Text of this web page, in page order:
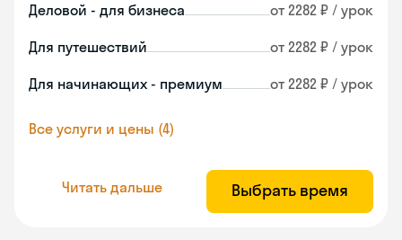
Деловой - для бизнеса от 2282 ₽ / урок
Для путешествий от 2282 ₽ / урок
Для начинающих - премиум от 2282 ₽ / урок
Все услуги и цены (4)
Читать дальше Выбрать время